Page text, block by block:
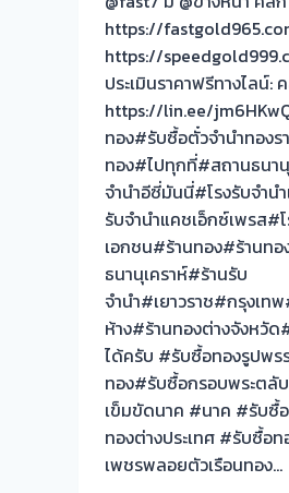
ซื้อ
ตั๋ว
จำนำ
ทอง
ตลาด
รังสิต
ปทุมธานี
🇹🇭
รับ
ซื้อ
ตั๋ว
จำนำ
ทอง
ยินดี
บริการ
ประเมิน
หน้า
ตั๋ว
https://
https://
ประเมินราคาฟรีทางไลน์:
https://lin.ee/
ทอง#รับซื้อตั๋วจำนำทอง
ทอง#ไปทุกที่#สถานธนา
จำนำอีซี่มันนี่#โรงรับจำน
รับจำนำแคชเอ็กซ์เพรส#
เอกชน#ร้านทอง#ร้านทอ
ธนานุเคราห์#ร้านรับ
จำนำ#เยาวราช#กรุงเท
ห้าง#ร้านทองต่างจังหวัด
ได้ครับ #รับซื้อทองรูปพ
ทอง#รับซื้อกรอบพระตลั
เข็มขัดนาค #นาค #รับซื้
ทองต่างประเทศ #รับซื้อ
เพชรพลอยตัวเรือนทอง…